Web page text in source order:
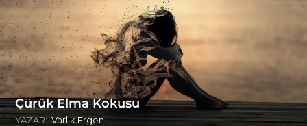
Çürük Elma Kokusu
YAZAR: Varlık Ergen